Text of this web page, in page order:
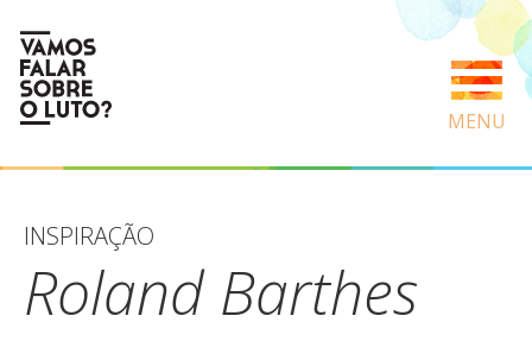
MENU
INSPIRAÇÃO
Roland Barthes